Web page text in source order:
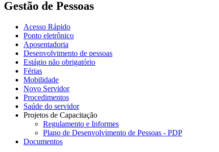
Gestão de Pessoas
Acesso Rápido
Ponto eletrônico
Aposentadoria
Desenvolvimento de pessoas
Estágio não obrigatório
Férias
Mobilidade
Novo Servidor
Procedimentos
Saúde do servidor
Projetos de Capacitação
Regulamento e Informes
Plano de Desenvolvimento de Pessoas - PDP
Documentos